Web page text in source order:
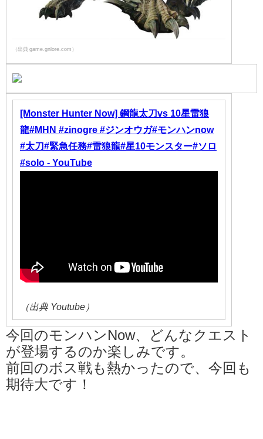
（出典 game.gnlore.com）
[Monster Hunter Now] 鋼龍太刀vs 10星雷狼
龍#MHN #zinogre #ジンオウガ#モンハンnow
#太刀#緊急任務#雷狼龍#星10モンスター#ソロ
#solo - YouTube
（出典 Youtube）
今回のモンハンNow、どんなクエスト
が登場するのか楽しみです。
前回のボス戦も熱かったので、今回も
期待大です！